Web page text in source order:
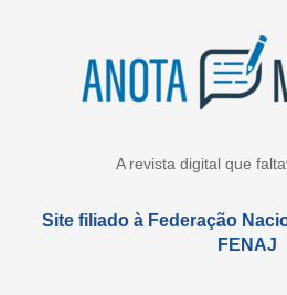
A revista digital que
Site filiado à Federação
FENAJ